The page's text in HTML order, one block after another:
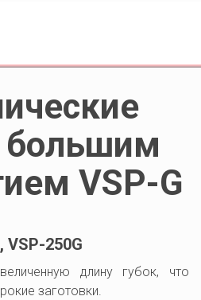
большим
VSP-G
VSP-250G
длину губок, что
заготовки.